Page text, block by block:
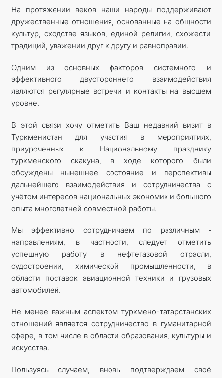
На протяжении веков наши народы поддерживают
дружественные отношения, основанные на общности
культур, сходстве языков, единой религии, схожести
традиций, уважении друг к другу и равноправии.
Одним из основных факторов системного и
эффективного двустороннего взаимодействия
являются регулярные встречи и контакты на высшем
уровне.
В этой связи хочу отметить Ваш недавний визит в
Туркменистан для участия в мероприятиях,
приуроченных к Национальному празднику
туркменского скакуна, в ходе которого были
обсуждены нынешнее состояние и перспективы
дальнейшего взаимодействия и сотрудничества с
учётом интересов национальных экономик и большого
опыта многолетней совместной работы.
Мы эффективно сотрудничаем по различным ­
направлениям, в частности, следует отметить
успешную работу в нефтегазовой отрасли,
судостроении, химической промышленности, в
области поставок авиационной техники и грузовых
автомобилей.
Не менее важным аспектом туркмено-татарстанских
отношений является сотрудничество в гуманитарной
сфере, в том числе в области образования, культуры и
искусства.
Пользуясь случаем, вновь подтверждаем своё